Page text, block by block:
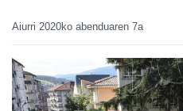
Aiurri 2020ko abenduaren 7a